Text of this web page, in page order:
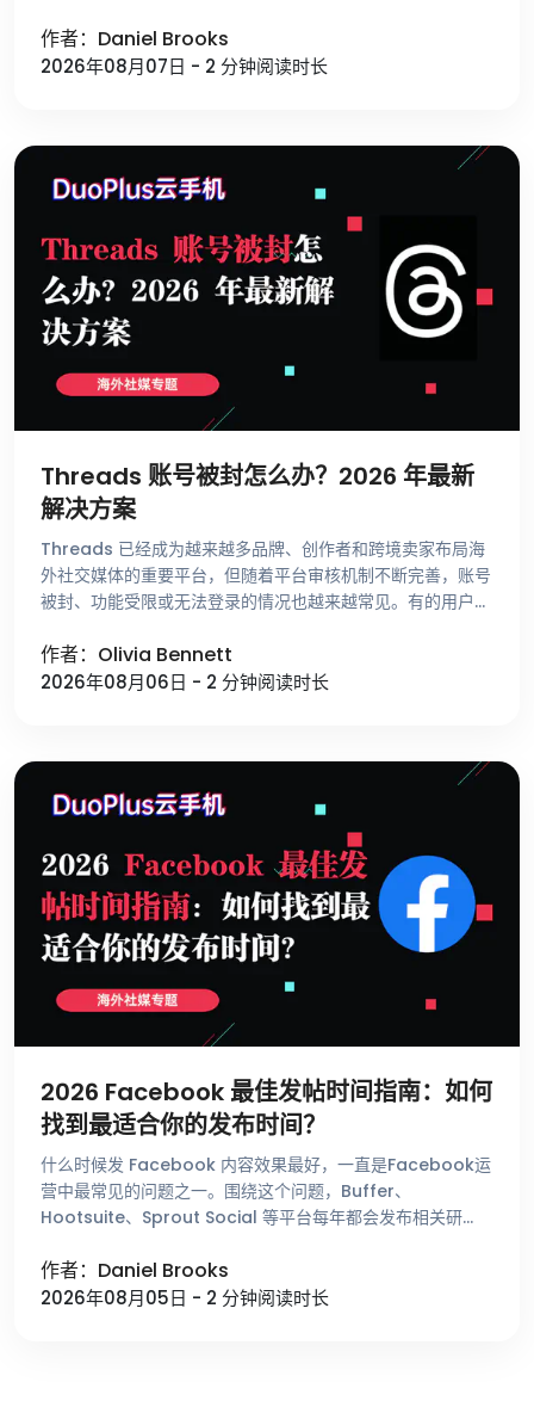
赖刷 For …
作者：Daniel Brooks
2026年08月07日 - 2 分钟阅读时长
Threads 账号被封怎么办？2026 年最新
解决方案
Threads 已经成为越来越多品牌、创作者和跨境卖家布局海
外社交媒体的重要平台，但随着平台审核机制不断完善，账号
被封、功能受限或无法登录的情况也越来越常见。有的用户刚
法发帖，还有一些用 …
作者：Olivia Bennett
2026年08月06日 - 2 分钟阅读时长
2026 Facebook 最佳发帖时间指南：如何
找到最适合你的发布时间？
什么时候发 Facebook 内容效果最好，一直是Facebook运
营中最常见的问题之一。围绕这个问题，Buffer、
Hootsuite、Sprout Social 等平台每年都会发布相关研
作者：Daniel Brooks
2026年08月05日 - 2 分钟阅读时长